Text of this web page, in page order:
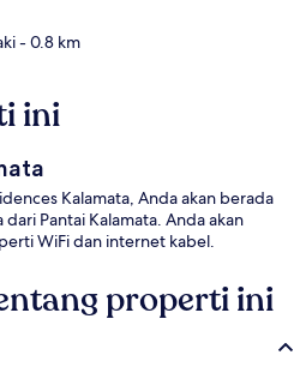
- 0.8 km
ini
Kalamata, Anda akan berada
Pantai Kalamata. Anda akan
WiFi dan internet kabel.
properti ini